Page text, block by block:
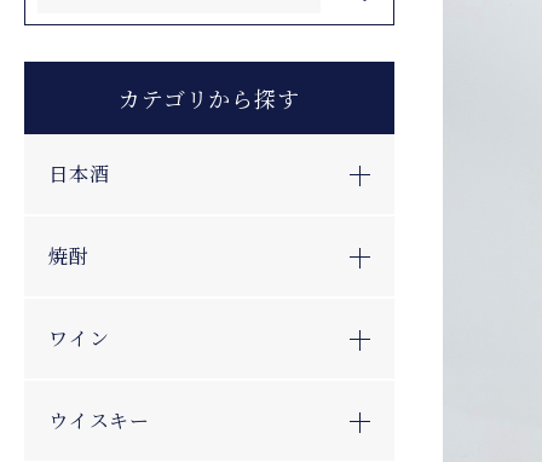
カテゴリから探す
日本酒
焼酎
ワイン
ウイスキー